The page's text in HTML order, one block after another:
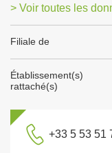
> Voir toutes les
Filiale de
Établissement(s)
rattaché(s)
+33 5 53 51